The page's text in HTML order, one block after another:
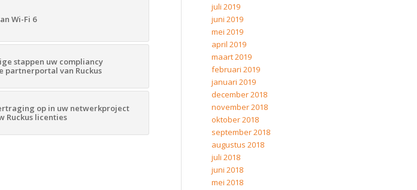
Wi-Fi 6
stappen uw compliancy
partnerportal van Ruckus
op in uw netwerkproject
Ruckus licenties
juli 2019
juni 2019
mei 2019
april 2019
maart 2019
februari 2019
januari 2019
december 2018
november 2018
oktober 2018
september 2018
augustus 2018
juli 2018
juni 2018
mei 2018